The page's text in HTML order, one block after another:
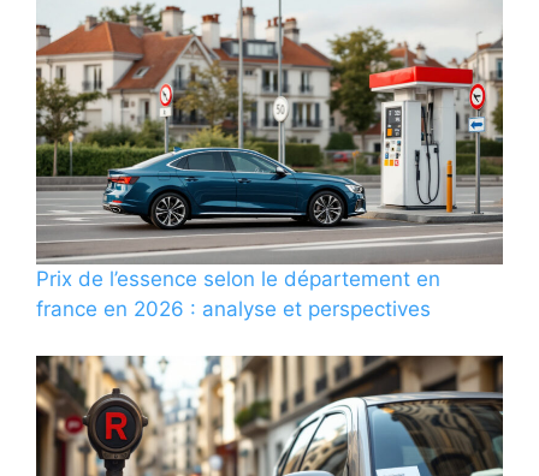
Prix de l’essence selon le département en
france en 2026 : analyse et perspectives